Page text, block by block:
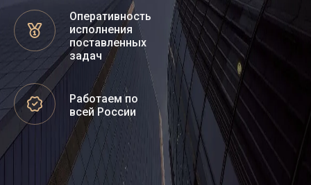
Оперативность
исполнения
поставленных
задач
Работаем по
всей России